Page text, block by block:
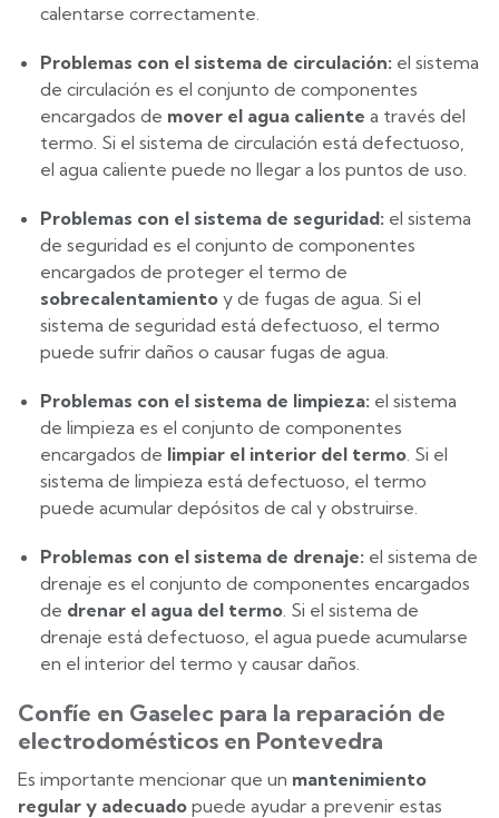
calentarse correctamente.
Problemas con el sistema de circulación: el sistema
de circulación es el conjunto de componentes
encargados de mover el agua caliente a través del
termo. Si el sistema de circulación está defectuoso,
el agua caliente puede no llegar a los puntos de uso.
Problemas con el sistema de seguridad: el sistema
de seguridad es el conjunto de componentes
encargados de proteger el termo de
sobrecalentamiento y de fugas de agua. Si el
sistema de seguridad está defectuoso, el termo
puede sufrir daños o causar fugas de agua.
Problemas con el sistema de limpieza: el sistema
de limpieza es el conjunto de componentes
encargados de limpiar el interior del termo . Si el
sistema de limpieza está defectuoso, el termo
puede acumular depósitos de cal y obstruirse.
Problemas con el sistema de drenaje: el sistema de
drenaje es el conjunto de componentes encargados
de drenar el agua del termo . Si el sistema de
drenaje está defectuoso, el agua puede acumularse
en el interior del termo y causar daños.
Confíe en Gaselec para la reparación de
electrodomésticos en Pontevedra
Es importante mencionar que un mantenimiento
regular y adecuado puede ayudar a prevenir estas